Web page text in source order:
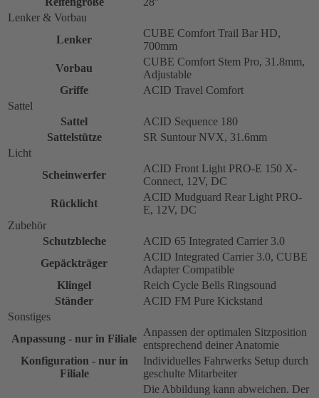
Lenker & Vorbau
Lenker
CUBE Comfort Trail Bar HD,
700mm
Vorbau
CUBE Comfort Stem Pro, 31.8mm,
Adjustable
Griffe
ACID Travel Comfort
Sattel
Sattel
ACID Sequence 180
Sattelstütze
SR Suntour NVX, 31.6mm
Licht
Scheinwerfer
ACID Front Light PRO-E 150 X-
Connect, 12V, DC
Rücklicht
ACID Mudguard Rear Light PRO-
E, 12V, DC
Zubehör
Schutzbleche
ACID 65 Integrated Carrier 3.0
Gepäckträger
ACID Integrated Carrier 3.0, CUBE
Adapter Compatible
Klingel
Reich Cycle Bells Ringsound
Ständer
ACID FM Pure Kickstand
Sonstiges
Anpassung - nur in Filiale
Anpassen der optimalen Sitzposition
entsprechend deiner Anatomie
Konfiguration - nur in
Filiale
Individuelles Fahrwerks Setup durch
geschulte Mitarbeiter
Die Abbildung kann abweichen. Der